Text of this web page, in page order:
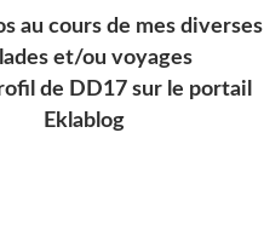
au cours de mes diverses
et/ou voyages
de DD17sur le portail
Eklablog